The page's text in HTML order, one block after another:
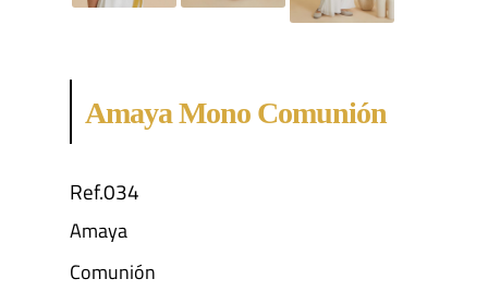
Amaya Mono Comunión
Ref.034
Amaya
Comunión